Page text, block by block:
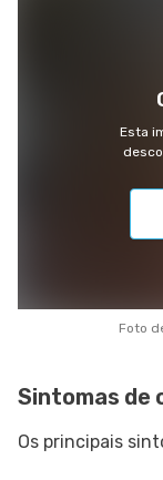
Esta
Foto
Sintomas de
Os principais